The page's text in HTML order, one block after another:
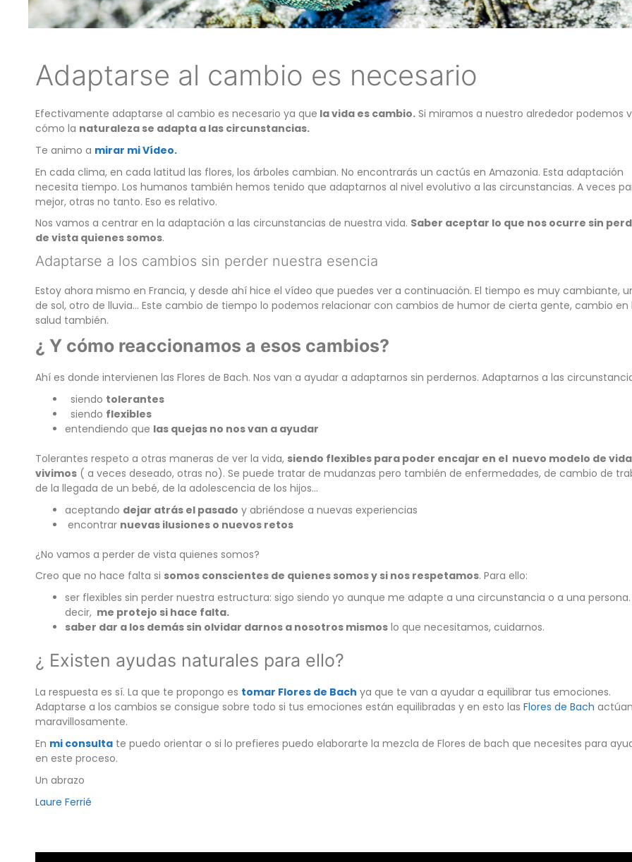
Adaptarse al cambio es necesario
Efectivamente adaptarse al cambio es necesario ya que la vida es cambio. Si miramos a nuestro alrededor podemos
cómo la naturaleza se adapta a las circunstancias.
Te animo a mirar mi Vídeo.
En cada clima, en cada latitud las flores, los árboles cambian. No encontrarás un cactús en Amazonia. Esta adaptación
necesita tiempo. Los humanos también hemos tenido que adaptarnos al nivel evolutivo a las circunstancias. A veces
mejor, otras no tanto. Eso es relativo.
Nos vamos a centrar en la adaptación a las circunstancias de nuestra vida. Saber aceptar lo que nos ocurre sin
de vista quienes somos.
Adaptarse a los cambios sin perder nuestra esencia
Estoy ahora mismo en Francia, y desde ahí hice el vídeo que puedes ver a continuación. El tiempo es muy cambiante,
de sol, otro de lluvia… Este cambio de tiempo lo podemos relacionar con cambios de humor de cierta gente, cambio en
salud también.
¿ Y cómo reaccionamos a esos cambios?
Ahí es donde intervienen las Flores de Bach. Nos van a ayudar a adaptarnos sin perdernos. Adaptarnos a las
siendo tolerantes
siendo flexibles
entendiendo que las quejas no nos van a ayudar
Tolerantes respeto a otras maneras de ver la vida, siendo flexibles para poder encajar en el nuevo modelo de
vivimos ( a veces deseado, otras no). Se puede tratar de mudanzas pero también de enfermedades, de cambio de
de la llegada de un bebé, de la adolescencia de los hijos…
aceptando dejar atrás el pasado y abriéndose a nuevas experiencias
encontrar nuevas ilusiones o nuevos retos
¿No vamos a perder de vista quienes somos?
Creo que no hace falta si somos conscientes de quienes somos y si nos respetamos. Para ello:
ser flexibles sin perder nuestra estructura: sigo siendo yo aunque me adapte a una circunstancia o a una persona.
decir, me protejo si hace falta.
saber dar a los demás sin olvidar darnos a nosotros mismos lo que necesitamos, cuidarnos.
¿ Existen ayudas naturales para ello?
La respuesta es sí. La que te propongo es tomar Flores de Bach ya que te van a ayudar a equilibrar tus emociones.
Adaptarse a los cambios se consigue sobre todo si tus emociones están equilibradas y en esto las Flores de Bach actúan
maravillosamente.
En mi consulta te puedo orientar o si lo prefieres puedo elaborarte la mezcla de Flores de bach que necesites para
en este proceso.
Un abrazo
Laure Ferrié